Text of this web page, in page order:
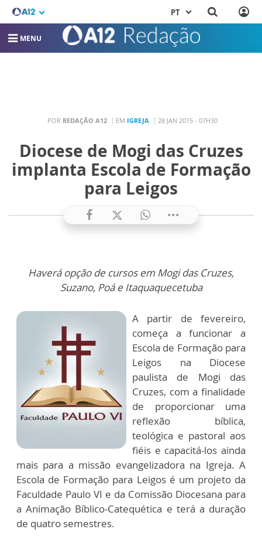
PT
MENU
POR REDAÇÃO A12 EM IGREJA 28 JAN 2015 - 07H30
Diocese de Mogi das Cruzes
implanta Escola de Formação
para Leigos
Haverá opção de cursos em Mogi das Cruzes,
Suzano, Poá e Itaquaquecetuba
A partir de fevereiro,
começa a funcionar a
Escola de Formação para
Leigos na Diocese
paulista de Mogi das
Cruzes, com a finalidade
de proporcionar uma
reflexão bíblica,
teológica e pastoral aos
fiéis e capacitá-los ainda
mais para a missão evangelizadora na Igreja. A
Escola de Formação para Leigos é um projeto da
Faculdade Paulo VI e da Comissão Diocesana para
a Animação Bíblico-Catequética e terá a duração
de quatro semestres.